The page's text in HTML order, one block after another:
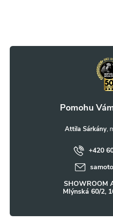
Attila Sárkány
+420
samoto
SHOWROOM
Mlýnská 60/2,